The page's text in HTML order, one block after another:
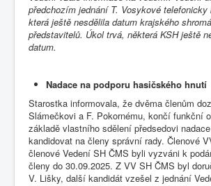
předchozím jednání T. Vosykové telefonicky
která ještě nesdělila datum krajského
představitelů. Úkol trvá, některá KSH ještě
datum.
Nadace na podporu hasičského hnutí
Starostka informovala, že dvěma členům
Slámečkovi a F. Pokornému, končí funkční
základě vlastního sdělení předsedovi
kandidovat na členy správní rady. Členové
členové Vedení SH ČMS byli vyzváni k
členy do 30.09.2025. Z VV SH ČMS byl
V. Lišky, další kandidát vzešel z jednání